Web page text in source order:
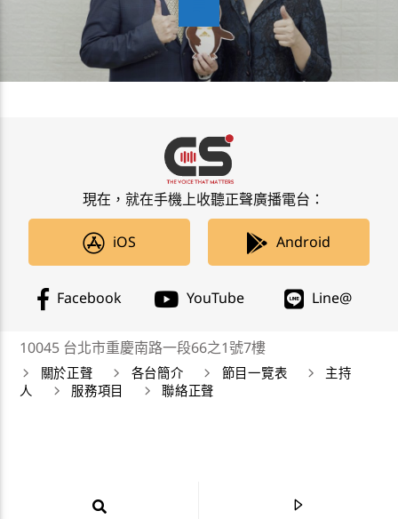
現在，就在手機上收聽正聲廣播電台：
iOS Android
Facebook YouTube Line@
10045 台北市重慶南路一段66之1號7樓
關於正聲
各台簡介 節目一覽表
主持
人
服務項目 聯絡正聲